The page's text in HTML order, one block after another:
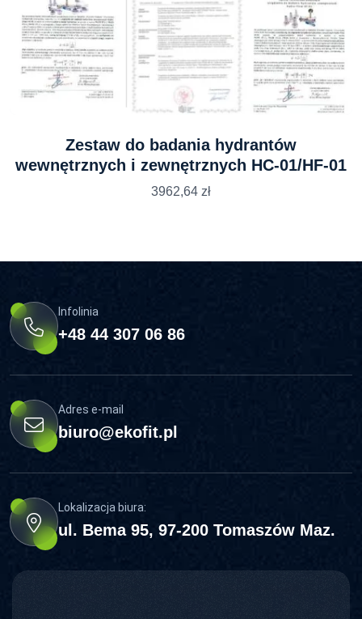
Zestaw do badania hydrantów
wewnętrznych i zewnętrznych HC-01/HF-01
3962,64 zł
Infolinia
+48 44 307 06 86
Adres e-mail
biuro@ekofit.pl
Lokalizacja biura:
ul. Bema 95, 97-200 Tomaszów Maz.